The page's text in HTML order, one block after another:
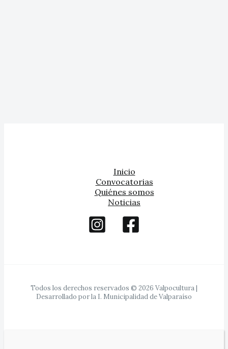
Inicio
Convocatorias
Quiénes somos
Noticias
Todos los derechos reservados © 2026 Valpocultura |
Desarrollado por la I. Municipalidad de Valparaíso